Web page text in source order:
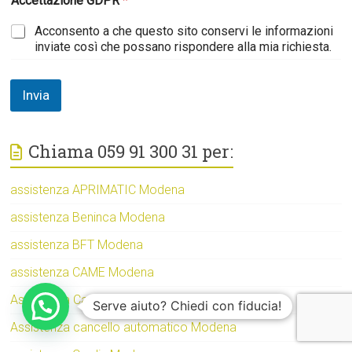
Acconsento a che questo sito conservi le informazioni
inviate così che possano rispondere alla mia richiesta.
Invia
Chiama 059 91 300 31 per:
assistenza APRIMATIC Modena
assistenza Beninca Modena
assistenza BFT Modena
assistenza CAME Modena
Assistenza Cancelli Automatici Modena
Assistenza cancello automatico Modena
Serve aiuto? Chiedi con fiducia!